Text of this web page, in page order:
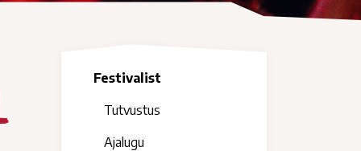
Festivalist
Tutvustus
Ajalugu